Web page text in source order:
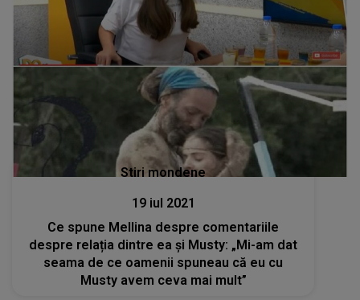
Stiri mondene
19 iul 2021
Ce spune Mellina despre comentariile
despre relația dintre ea și Musty: „Mi-am dat
seama de ce oamenii spuneau că eu cu
Musty avem ceva mai mult”